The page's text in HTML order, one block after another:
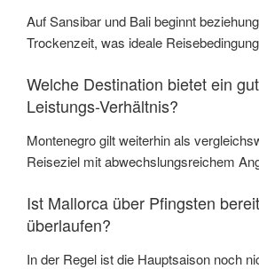
Auf Sansibar und Bali beginnt
Trockenzeit, was ideale
Welche Destination bietet ein
Leistungs-Verhältnis?
Montenegro gilt weiterhin als
Reiseziel mit abwechslungsreichem
Ist Mallorca über Pfingsten
überlaufen?
In der Regel ist die Hauptsaison noch